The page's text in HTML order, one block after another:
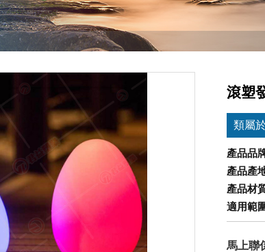
滾塑
類屬
產品品
產品產
產品材
適用範
馬上聯